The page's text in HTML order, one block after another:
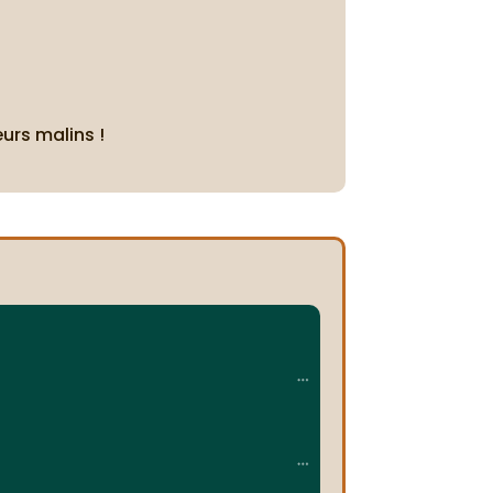
malins !